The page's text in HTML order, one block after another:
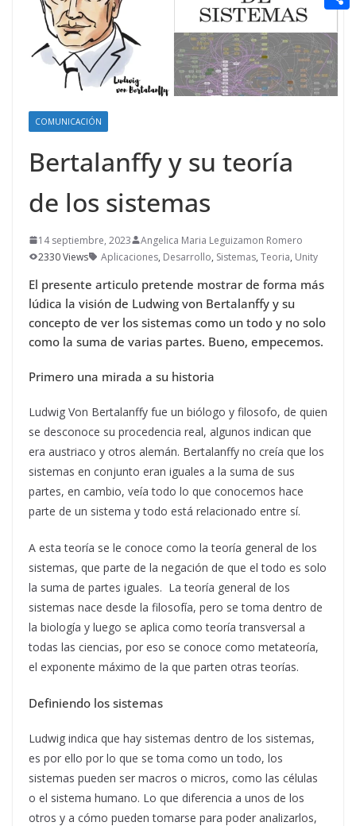
COMUNICACIÓN
Bertalanffy y su teoría
de los sistemas
14 septiembre, 2023
Angelica Maria Leguizamon Romero
2330 Views
Aplicaciones, Desarrollo, Sistemas, Teoria, Unity
El presente articulo pretende mostrar de forma más
lúdica la visión de Ludwing von Bertalanffy y su
concepto de ver los sistemas como un todo y no solo
como la suma de varias partes. Bueno, empecemos.
Primero una mirada a su historia
Ludwig Von Bertalanffy fue un biólogo y filosofo, de quien
se desconoce su procedencia real, algunos indican que
era austriaco y otros alemán. Bertalanffy no creía que los
sistemas en conjunto eran iguales a la suma de sus
partes, en cambio, veía todo lo que conocemos hace
parte de un sistema y todo está relacionado entre sí.
A esta teoría se le conoce como la teoría general de los
sistemas, que parte de la negación de que el todo es solo
la suma de partes iguales. La teoría general de los
sistemas nace desde la filosofía, pero se toma dentro de
la biología y luego se aplica como teoría transversal a
todas las ciencias, por eso se conoce como metateoría,
el exponente máximo de la que parten otras teorías.
Definiendo los sistemas
Ludwig indica que hay sistemas dentro de los sistemas,
es por ello por lo que se toma como un todo, los
sistemas pueden ser macros o micros, como las células
o el sistema humano. Lo que diferencia a unos de los
otros y a cómo pueden tomarse para poder analizarlos,
n
e
r
r
e
r
e
a
i
l
d
d
i
o
m
p